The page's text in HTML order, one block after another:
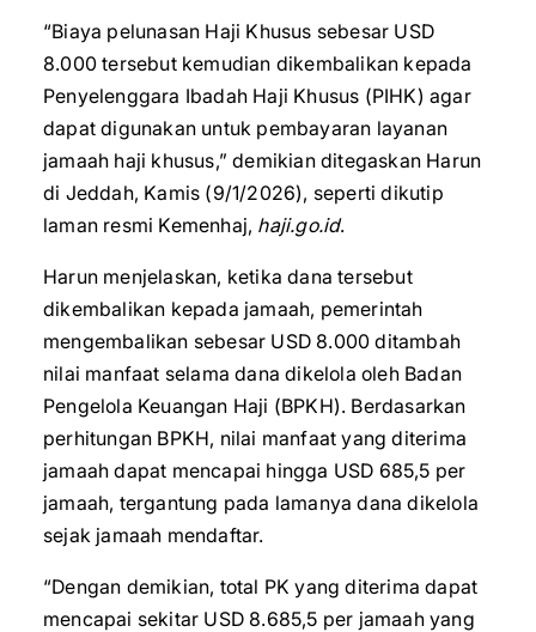
“Biaya pelunasan Haji Khusus sebesar USD
8.000 tersebut kemudian dikembalikan kepada
Penyelenggara Ibadah Haji Khusus (PIHK) agar
dapat digunakan untuk pembayaran layanan
jamaah haji khusus,” demikian ditegaskan Harun
di Jeddah, Kamis (9/1/2026), seperti dikutip
laman resmi Kemenhaj, haji.go.id.
Harun menjelaskan, ketika dana tersebut
dikembalikan kepada jamaah, pemerintah
mengembalikan sebesar USD 8.000 ditambah
nilai manfaat selama dana dikelola oleh Badan
Pengelola Keuangan Haji (BPKH). Berdasarkan
perhitungan BPKH, nilai manfaat yang diterima
jamaah dapat mencapai hingga USD 685,5 per
jamaah, tergantung pada lamanya dana dikelola
sejak jamaah mendaftar.
“Dengan demikian, total PK yang diterima dapat
mencapai sekitar USD 8.685,5 per jamaah yang